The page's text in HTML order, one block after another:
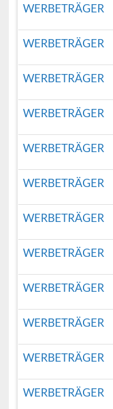
WERBETRÄGER
WERBETRÄGER
WERBETRÄGER
WERBETRÄGER
WERBETRÄGER
WERBETRÄGER
WERBETRÄGER
WERBETRÄGER
WERBETRÄGER
WERBETRÄGER
WERBETRÄGER
WERBETRÄGER